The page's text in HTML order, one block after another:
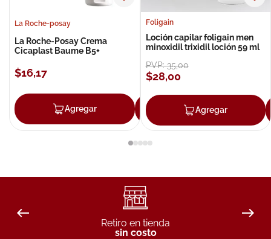
La Roche-posay
La Roche-Posay Crema
Cicaplast Baume B5+
$16,17
Agregar Agregar
Foligain
Loción capilar foligain men
minoxidil trixidil loción 59 ml
PVP:35,00
$28,00
Agregar
Retiro en tienda
sin costo